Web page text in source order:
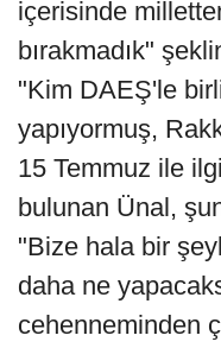
içerisinde
bırakmadık"
"Kim DAEŞ'le
yapıyormuş,
15 Temmuz ile
bulunan Ünal,
"Bize hala bir
daha ne
cehenneminden